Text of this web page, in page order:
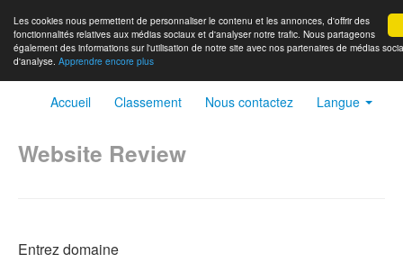
Les cookies nous permettent de personnaliser le contenu et les annonces, d'offrir des
fonctionnalités relatives aux médias sociaux et d'analyser notre trafic. Nous partageons
également des informations sur l'utilisation de notre site avec nos partenaires de médias
d'analyse. Apprendre encore plus
Accueil Classement Nous contactez Langue
Website Review
Entrez domaine